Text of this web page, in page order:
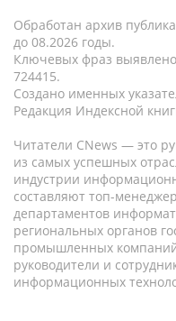
Обработан архив
до 08.2026 годы.
Ключевых фраз
724415.
Создано именных
Редакция Индексной
Читатели CNews — это
из самых успешных
индустрии
составляют топ-
департаментов
региональных органов
промышленных
руководители и
информационных